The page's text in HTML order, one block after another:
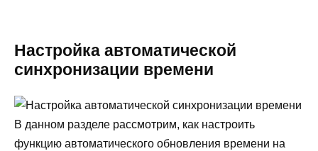
Настройка автоматической
синхронизации времени
В данном разделе рассмотрим, как настроить
функцию автоматического обновления времени на